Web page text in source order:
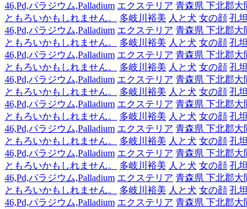
46,Pd,パラジウム,Palladium エクステリア 青森県 下北郡大
ともろいかもしれません。
多岐川裕美 人と犬 女の顔 孔
46,Pd,パラジウム,Palladium エクステリア 青森県 下北郡大
ともろいかもしれません。
多岐川裕美 人と犬 女の顔 孔
46,Pd,パラジウム,Palladium エクステリア 青森県 下北郡大
ともろいかもしれません。
多岐川裕美 人と犬 女の顔 孔
46,Pd,パラジウム,Palladium エクステリア 青森県 下北郡大
ともろいかもしれません。
多岐川裕美 人と犬 女の顔 孔
46,Pd,パラジウム,Palladium エクステリア 青森県 下北郡大
ともろいかもしれません。
多岐川裕美 人と犬 女の顔 孔
46,Pd,パラジウム,Palladium エクステリア 青森県 下北郡大
ともろいかもしれません。
多岐川裕美 人と犬 女の顔 孔
46,Pd,パラジウム,Palladium エクステリア 青森県 下北郡大
ともろいかもしれません。
多岐川裕美 人と犬 女の顔 孔
46,Pd,パラジウム,Palladium エクステリア 青森県 下北郡大
ともろいかもしれません。
多岐川裕美 人と犬 女の顔 孔
46,Pd,パラジウム,Palladium エクステリア 青森県 下北郡大